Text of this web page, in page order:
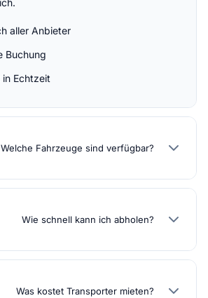
aller Anbieter
Buchung
Echtzeit
Welche Fahrzeuge sind verfügbar?
Wie schnell kann ich abholen?
Was kostet Transporter mieten?